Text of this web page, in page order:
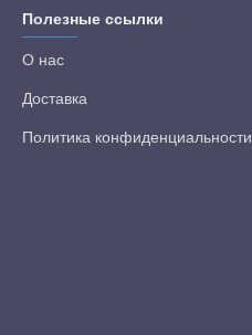
Полезные ссылки
О нас
Доставка
Политика конфиденциальности